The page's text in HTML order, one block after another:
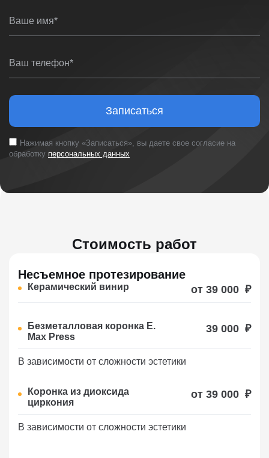
Ваше имя*
Ваш телефон*
Записаться
Нажимая кнопку «Записаться», вы даете свое согласие на
обработку персональных данных
Стоимость работ
Несъемное протезирование
Керамический винир от 39 000 ₽
Безметалловая коронка E.
Max Press
39 000 ₽
В зависимости от сложности эстетики
Коронка из диоксида
циркония
от 39 000 ₽
В зависимости от сложности эстетики